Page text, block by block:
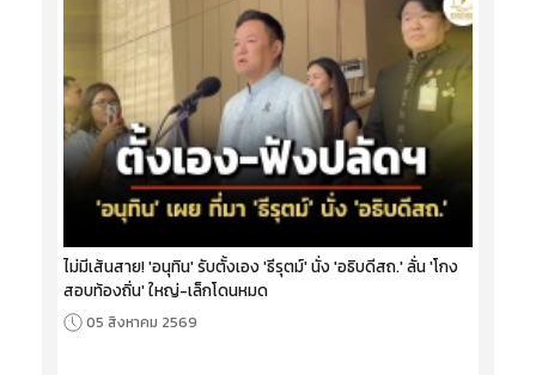
ไม่มีเส้นสาย! 'อนุทิน' รับตั้งเอง 'ธีรุตม์' นั่ง 'อธิบดีสถ.' ลั่น 'โกง
สอบท้องถิ่น' ใหญ่-เล็กโดนหมด
05 สิงหาคม 2569